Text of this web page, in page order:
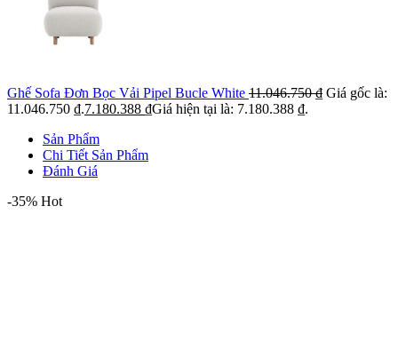
Ghế Sofa Đơn Bọc Vải Pipel Bucle White 11.046.750₫ Giá gốc là:
11.046.750 ₫.7.180.388 ₫Giá hiện tại là: 7.180.388 ₫.
Sản Phẩm
Chi Tiết Sản Phẩm
Đánh Giá
-35% Hot